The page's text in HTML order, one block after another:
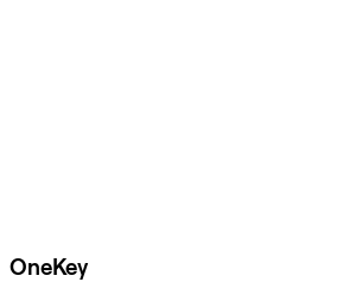
OneKey